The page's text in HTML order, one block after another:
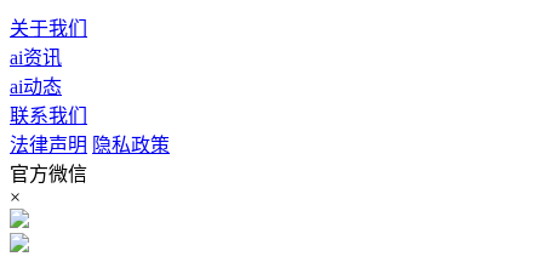
关于我们
ai资讯
ai动态
联系我们
法律声明 隐私政策
官方微信
×